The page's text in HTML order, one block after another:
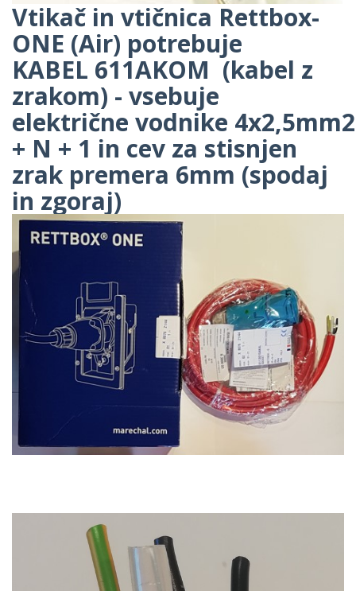
Vtikač in vtičnica Rettbox-
ONE (Air) potrebuje
KABEL 611AKOM (kabel z
zrakom) - vsebuje
električne vodnike 4x2,5mm2
+ N + 1 in cev za stisnjen
zrak premera 6mm (spodaj
in zgoraj)